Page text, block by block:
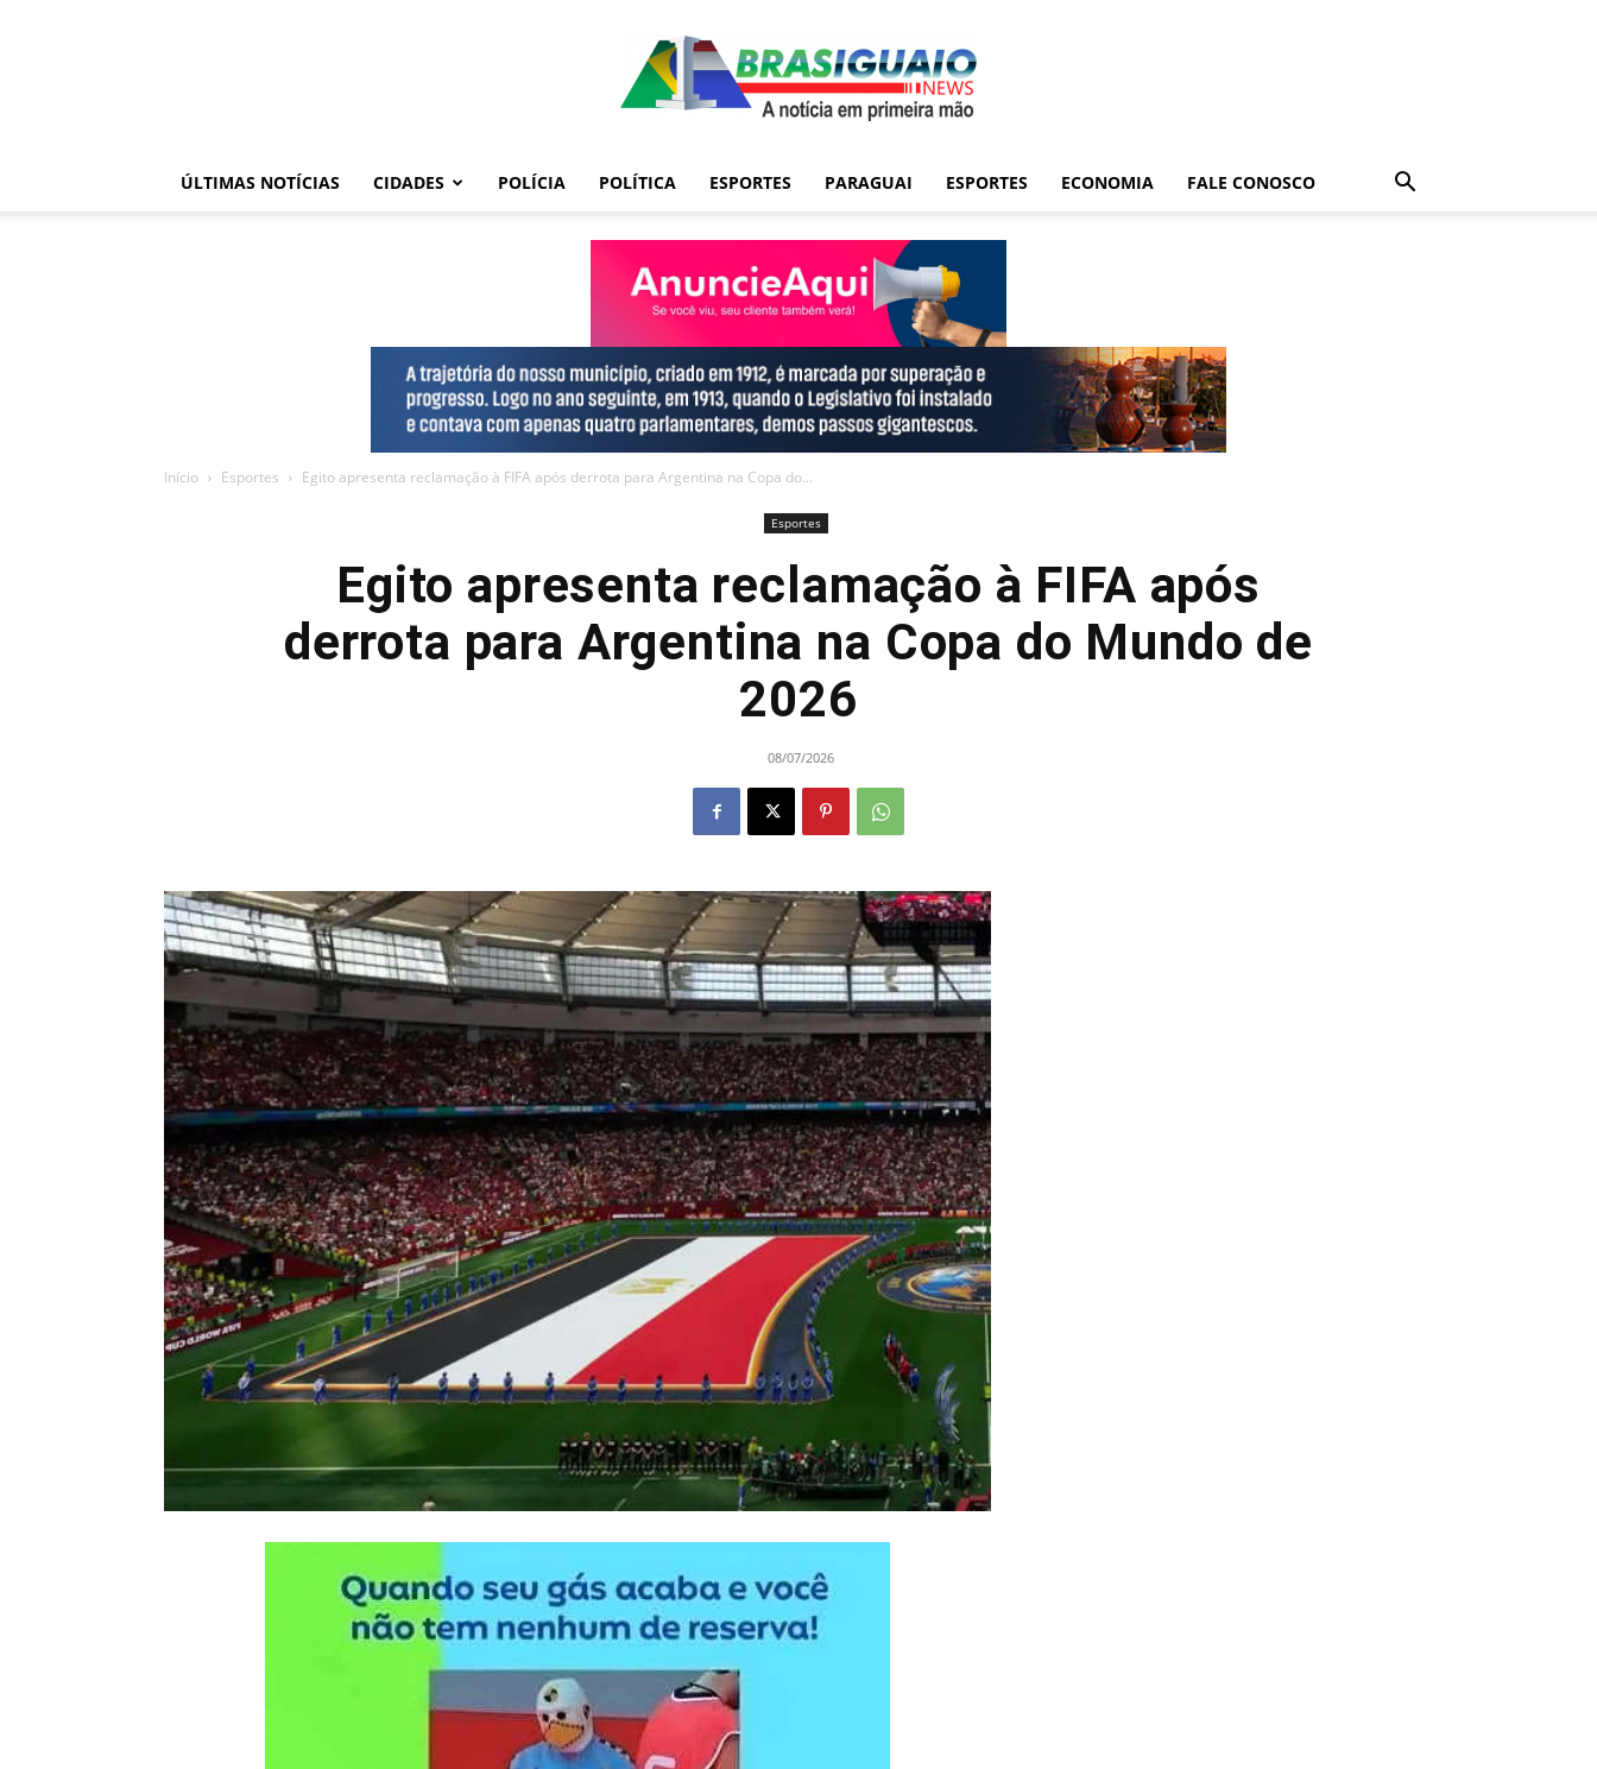
ÚLTIMAS NOTÍCIAS CIDADES POLÍCIA POLÍTICA ESPORTES PARAGUAI ESPORTES ECONOMIA FALE CONOSCO
Início Esportes Egito apresenta reclamação à FIFA após derrota para Argentina na Copa do...
Esportes
Egito apresenta reclamação à FIFA após
derrota para Argentina na Copa do Mundo de
2026
08/07/2026